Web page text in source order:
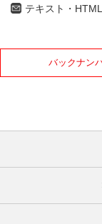
テキスト・
バックナン